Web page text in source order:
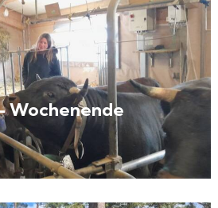
Wochenende